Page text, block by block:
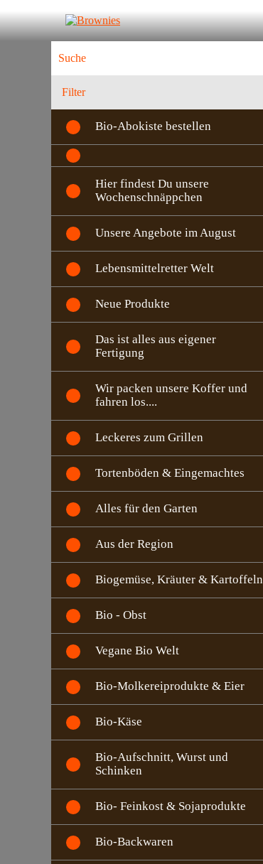
Filter
Bio-Abokiste bestellen
Hier findest Du unsere
Wochenschnäppchen
Unsere Angebote im August
Lebensmittelretter Welt
Neue Produkte
Das ist alles aus eigener
Fertigung
Wir packen unsere Koffer und
fahren los....
Leckeres zum Grillen
Tortenböden & Eingemachtes
Alles für den Garten
Aus der Region
Biogemüse, Kräuter & Kartoffeln
Bio - Obst
Vegane Bio Welt
Bio-Molkereiprodukte & Eier
Bio-Käse
Bio-Aufschnitt, Wurst und
Schinken
Bio- Feinkost & Sojaprodukte
Bio-Backwaren